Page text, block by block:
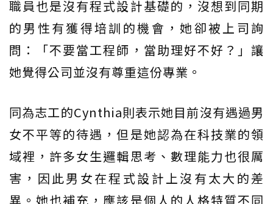
職員也是沒有程式設計基礎的，沒想到同期
的男性有獲得培訓的機會，她卻被上司詢
問：「不要當工程師，當助理好不好？」讓
她覺得公司並沒有尊重這份專業。
同為志工的Cynthia則表示她目前沒有遇過男
女不平等的待遇，但是她認為在科技業的領
域裡，許多女生邏輯思考、數理能力也很厲
害，因此男女在程式設計上沒有太大的差
異。她也補充，應該是個人的人格特質不同